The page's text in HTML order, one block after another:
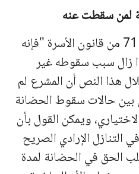
لمن سقطت عنه
قانون الأسرة "فإنه
زال سبب سقوطه غير
هذا النص أن المشرع لم
بين حالات سقوط الحضانة
ويمكن القول بأن
التنازل الإرادي الصريح
الحق في الحضانة لمدة